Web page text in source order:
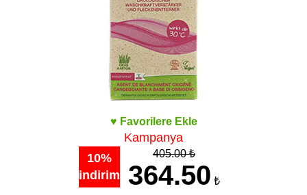
♥ Favorilere Ekle
Kampanya
10%
indirim
405.00 ₺
364.50 ₺